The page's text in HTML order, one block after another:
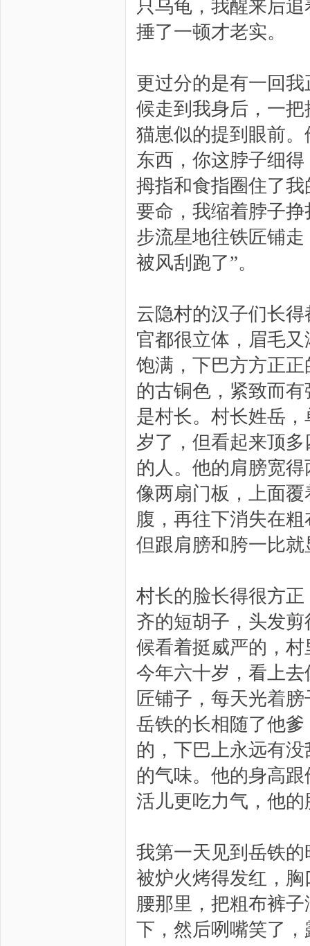
只乌龟，我醒来后
捶了一顿才老实。
更过分的是有一回
候走到我身后，一
猫崽似的提到眼前
东西，你这脖子细
拇指和食指圈住了
要命，我缩着脖子
步流星地往铁匠铺
被风刮跑了”。
云隐村的汉子们长
官都很立体，眉毛
饱满，下巴方方正
的古铜色，紧致而
是村长。村长姓岳
岁了，但看起来顶
的人。他的肩膀宽
像两扇门板，上面
腹，再往下消失在
但跟肩膀和胯一比
村长的脸长得很方
齐的短胡子，头发
候看着挺威严的，
今年六十岁，看上
匠铺子，每天光着
岳铁的长相随了他
的，下巴上永远有
的气味。他的身高
活儿更吃力气，他
我第一天见到岳铁
被炉火烤得发红，
腰那里，把粗布裤
下，然后咧嘴笑了